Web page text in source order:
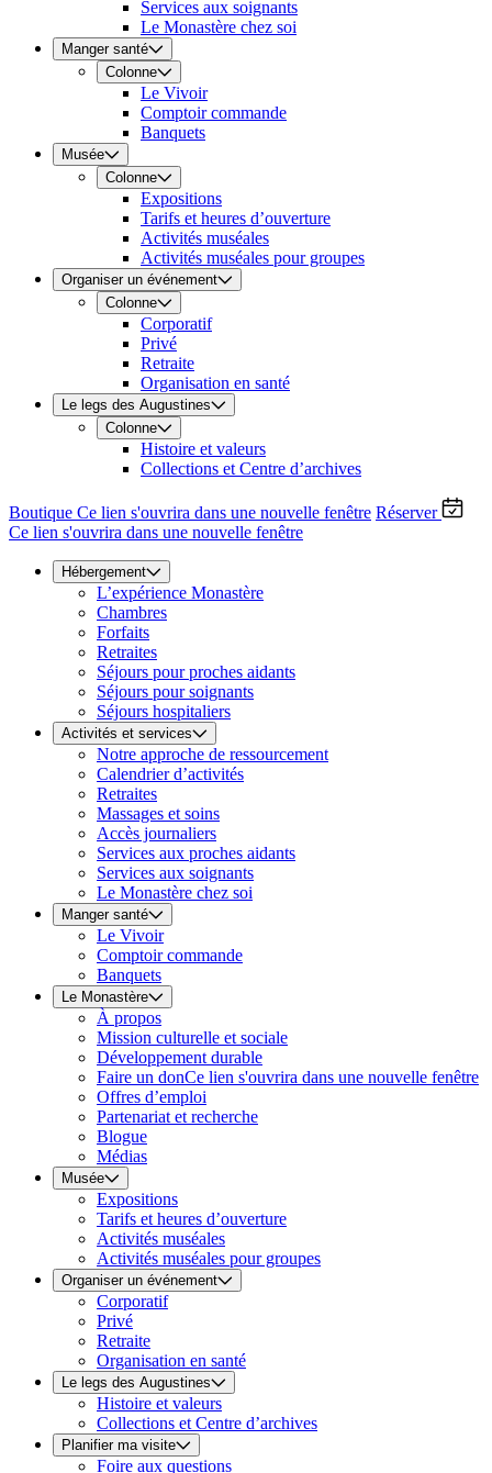
Services aux soignants
Le Monastère chez soi
Manger santé
Colonne
Le Vivoir
Comptoir commande
Banquets
Musée
Colonne
Expositions
Tarifs et heures d’ouverture
Activités muséales
Activités muséales pour groupes
Organiser un événement
Colonne
Corporatif
Privé
Retraite
Organisation en santé
Le legs des Augustines
Colonne
Histoire et valeurs
Collections et Centre d’archives
Boutique Ce lien s'ouvrira dans une nouvelle fenêtre Réserver
Ce lien s'ouvrira dans une nouvelle fenêtre
Hébergement
L’expérience Monastère
Chambres
Forfaits
Retraites
Séjours pour proches aidants
Séjours pour soignants
Séjours hospitaliers
Activités et services
Notre approche de ressourcement
Calendrier d’activités
Retraites
Massages et soins
Accès journaliers
Services aux proches aidants
Services aux soignants
Le Monastère chez soi
Manger santé
Le Vivoir
Comptoir commande
Banquets
Le Monastère
À propos
Mission culturelle et sociale
Développement durable
Faire un donCe lien s'ouvrira dans une nouvelle fenêtre
Offres d’emploi
Partenariat et recherche
Blogue
Médias
Musée
Expositions
Tarifs et heures d’ouverture
Activités muséales
Activités muséales pour groupes
Organiser un événement
Corporatif
Privé
Retraite
Organisation en santé
Le legs des Augustines
Histoire et valeurs
Collections et Centre d’archives
Planifier ma visite
Foire aux questions